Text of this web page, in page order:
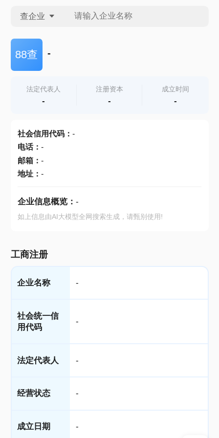
查企业
查企业
查产地
88查 -
法定代表人
-
注册资本
-
成立时间
-
社会信用代码： -
电话： -
邮箱： -
地址： -
企业信息概览： -
如上信息由AI大模型全网搜索生成，请甄别使用!
工商注册
企业名称 -
社会统一信
用代码
-
法定代表人 -
经营状态 -
成立日期 -